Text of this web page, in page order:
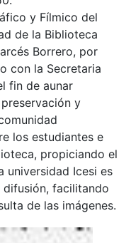
y Fílmico del
de la Biblioteca
Borrero, por
con la Secretaria
fin de aunar
y
los estudiantes e
propiciando el
universidad Icesi es
facilitando
de las imágenes.